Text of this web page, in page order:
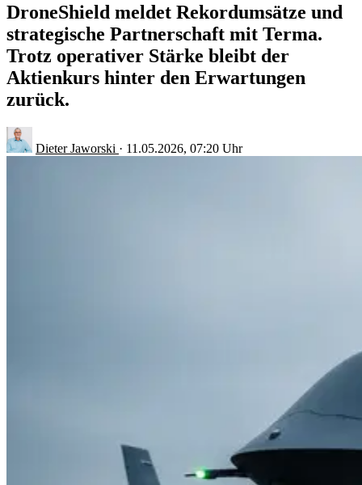
DroneShield meldet Rekordumsätze und
strategische Partnerschaft mit Terma.
Trotz operativer Stärke bleibt der
Aktienkurs hinter den Erwartungen
zurück.
Dieter Jaworski · 11.05.2026, 07:20 Uhr